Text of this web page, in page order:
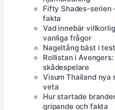
Fifty Shades-serien
fakta
Vad innebär
vanliga frågor
Nageltång bäst i
Rollistan i
skådespelare
Visum Thailand nya
veta
Hur startade
gripande och fakta